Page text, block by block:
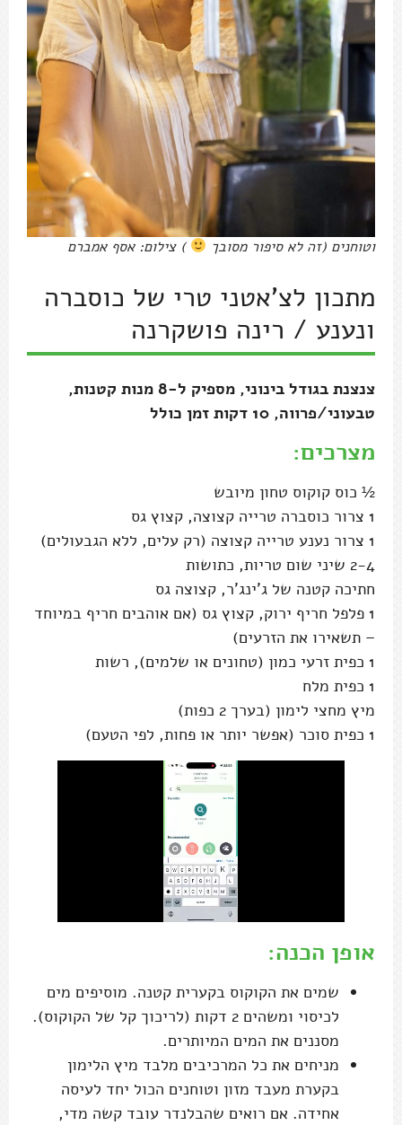
וטוחנים (זה לא סיפור מסובך ) צילום: אסף אמברם
מתכון לצ'אטני טרי של כוסברה
ונענע / רינה פושקרנה
צנצנת בגודל בינוני, מספיק ל-8 מנות קטנות,
טבעוני/פרווה, 10 דקות זמן כולל
מצרכים:
½ כוס קוקוס טחון מיובש
1 צרור כוסברה טרייה קצוצה, קצוץ גס
1 צרור נענע טרייה קצוצה (רק עלים, ללא הגבעולים)
2-4 שיני שום טריות, כתושות
חתיכה קטנה של ג'ינג'ר, קצוצה גס
1 פלפל חריף ירוק, קצוץ גס (אם אוהבים חריף במיוחד
– תשאירו את הזרעים)
1 כפית זרעי כמון (טחונים או שלמים), רשות
1 כפית מלח
מיץ מחצי לימון (בערך 2 כפות)
1 כפית סוכר (אפשר יותר או פחות, לפי הטעם)
אופן הכנה:
שמים את הקוקוס בקערית קטנה. מוסיפים מים
לכיסוי ומשהים 2 דקות (לריכוך קל של הקוקוס).
מסננים את המים המיותרים.
מניחים את כל המרכיבים מלבד מיץ הלימון
בקערת מעבד מזון וטוחנים הכול יחד לעיסה
אחידה. אם רואים שהבלנדר עובד קשה מדי,